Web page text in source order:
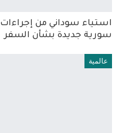
استياء سوداني من إجراءات
سورية جديدة بشأن السفر
عالمية